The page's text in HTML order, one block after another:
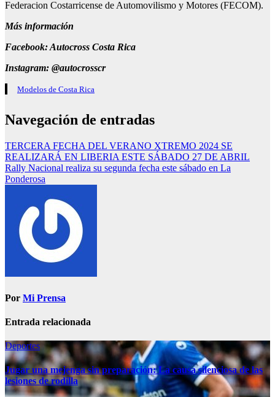
Federacion Costarricense de Automovilismo y Motores (FECOM).
Más información
Facebook: Autocross Costa Rica
Instagram: @autocrosscr
Modelos de Costa Rica
Navegación de entradas
TERCERA FECHA DEL VERANO XTREMO 2024 SE
REALIZARÁ EN LIBERIA ESTE SÁBADO 27 DE ABRIL
Rally Nacional realiza su segunda fecha este sábado en La
Ponderosa
Por Mi Prensa
Entrada relacionada
Deportes
Jugar una mejenga sin preparación: La causa silenciosa de las
lesiones de rodilla